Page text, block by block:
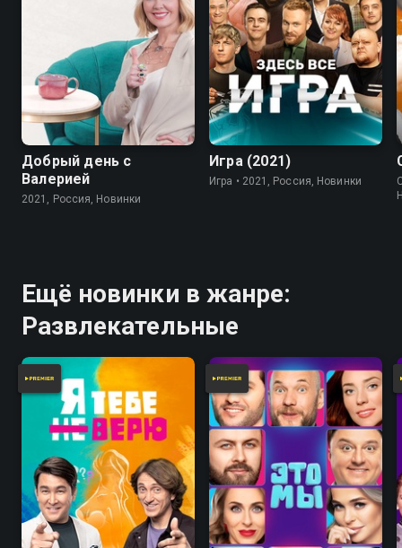
Добрый день с
Валерией
2021, Россия, Новинки
7.8
Игра (2021)
Игра • 2021, Россия, Новинки
Ещё новинки в жанре:
Развлекательные